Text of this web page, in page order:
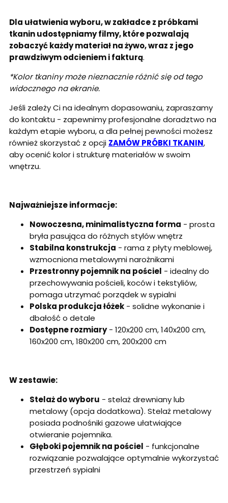
Dla ułatwienia wyboru, w zakładce z próbkami
tkanin udostępniamy filmy, które pozwalają
zobaczyć każdy materiał na żywo, wraz z jego
prawdziwym odcieniem i fakturą.
*Kolor tkaniny może nieznacznie różnić się od tego
widocznego na ekranie.
Jeśli zależy Ci na idealnym dopasowaniu, zapraszamy
do kontaktu - zapewnimy profesjonalne doradztwo na
każdym etapie wyboru, a dla pełnej pewności możesz
również skorzystać z opcji ZAMÓW PRÓBKI TKANIN,
aby ocenić kolor i strukturę materiałów w swoim
wnętrzu.
Najważniejsze informacje:
Nowoczesna, minimalistyczna forma - prosta
bryła pasująca do różnych stylów wnętrz
Stabilna konstrukcja - rama z płyty meblowej,
wzmocniona metalowymi narożnikami
Przestronny pojemnik na pościel - idealny do
przechowywania pościeli, koców i tekstyliów,
pomaga utrzymać porządek w sypialni
Polska produkcja łóżek - solidne wykonanie i
dbałość o detale
Dostępne rozmiary- 120x200 cm, 140x200 cm,
160x200 cm, 180x200 cm, 200x200 cm
W zestawie:
Stelaż do wyboru - stelaż drewniany lub
metalowy (opcja dodatkowa). Stelaż metalowy
posiada podnośniki gazowe ułatwiające
otwieranie pojemnika.
Głęboki pojemnik na pościel - funkcjonalne
rozwiązanie pozwalające optymalnie wykorzystać
przestrzeń sypialni